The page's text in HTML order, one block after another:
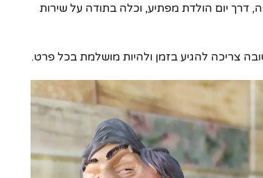
דרך יום הולדת מפתיע, וכלה בתודה על שירות
צריכה להגיע בזמן ולהיות מושלמת בכל פרט.